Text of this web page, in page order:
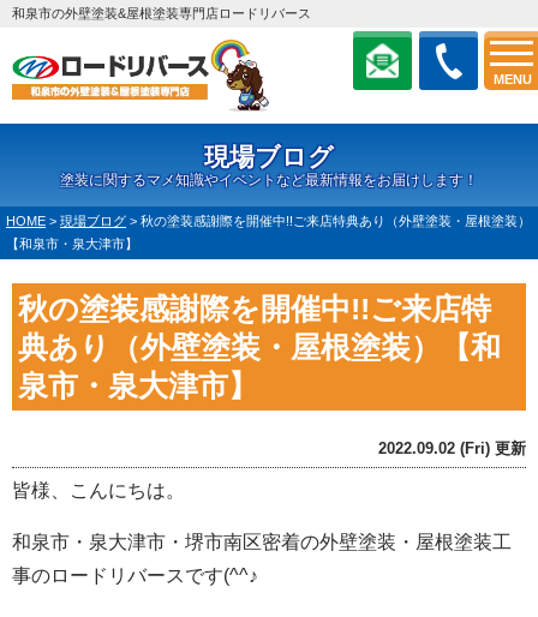
MENU
和泉市の外壁塗装&屋根塗装専門店ロードリバース
現場ブログ
塗装に関するマメ知識やイベントなど最新情報をお届けします！
HOME > 現場ブログ > 秋の塗装感謝際を開催中!!ご来店特典あり（外壁塗装・屋根塗装）
【和泉市・泉大津市】
秋の塗装感謝際を開催中!!ご来店特
典あり（外壁塗装・屋根塗装）【和
泉市・泉大津市】
2022.09.02 (Fri) 更新
皆様、こんにちは。
和泉市・泉大津市・堺市南区密着の外壁塗装・屋根塗装工
事のロードリバースです(^^♪